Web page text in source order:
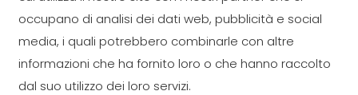
occupano di analisi dei dati web, pubblicità e social
media, i quali potrebbero combinarle con altre
informazioni che ha fornito loro o che hanno raccolto
dal suo utilizzo dei loro servizi.